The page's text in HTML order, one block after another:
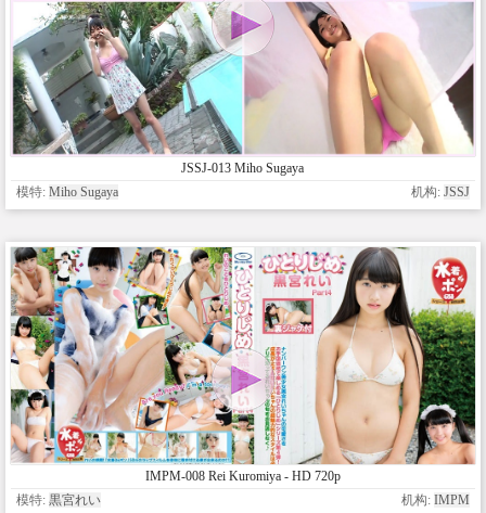
JSSJ-013 Miho Sugaya
模特: Miho Sugaya 机构: JSSJ
IMPM-008 Rei Kuromiya - HD 720p
模特: 黒宮れい 机构: IMPM